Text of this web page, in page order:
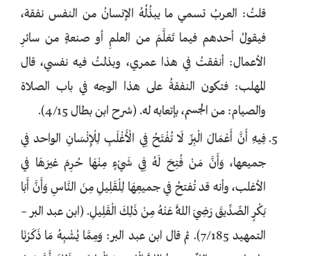
قلتُ: العربُ تسمي ما يبذُلُهُ الإنسانُ من النفس نفقة،
فيقولُ أحدهم فيما تَعَلَّمَ من العلمِ أو صنعةٍ من سائرِ
الأعمال: أنفقتُ في هذا عمري، وبذلتُ فيه نفسي، قال
المهلب: فتكون النفقةُ على هذا الوجه في باب الصلاة
والصيام: من الجسم، بإتعابه له. (شرح ابن بطال 4/15).
فِيهِ أَنَّ أَعْمَالَ الْبِرِّ لَا تُفْتَحُ فِي الْأَغْلَبِ لِلْإِنْسَانِ الواحد في
جميعها، وَأَنَّ مَنْ فُتِحَ لَهُ فِي شَيْءٍ مِنْهَا حُرِمَ غيرَهَا في
الأغلب، وأنه قد تُفتحُ في جميعِهَا لِلْقَلِيلِ مِنَ النَّاسِ وَأَنَّ أَبَا
بَكْرٍ الصِّدِّيقَ رَضِيَ اللَّهُ عَنْهُ مِنْ ذَلِكَ الْقَلِيلِ. (ابن عبد البر –
التمهيد 7/185). ثم قال ابن عبد البر: وَمِمَّا يُشْبِهُ مَا ذَكَرْنَا